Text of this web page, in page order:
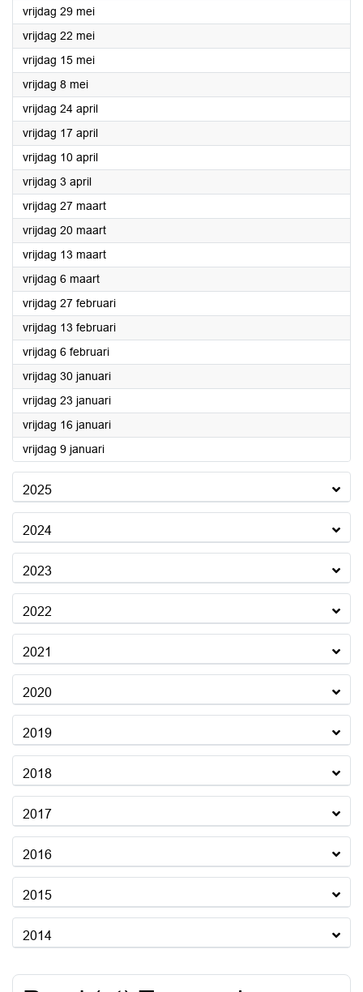
vrijdag 29 mei2026
vrijdag 22 mei2026
vrijdag 15 mei2026
vrijdag 8 mei2026
vrijdag 24 april2026
vrijdag 17 april2026
vrijdag 10 april2026
vrijdag 3 april2026
vrijdag 27 maart2026
vrijdag 20 maart2026
vrijdag 13 maart2026
vrijdag 6 maart2026
vrijdag 27 februari2026
vrijdag 13 februari2026
vrijdag 6 februari2026
vrijdag 30 januari2026
vrijdag 23 januari2026
vrijdag 16 januari2026
vrijdag 9 januari2026
2025
2024
2023
2022
2021
2020
2019
2018
2017
2016
2015
2014